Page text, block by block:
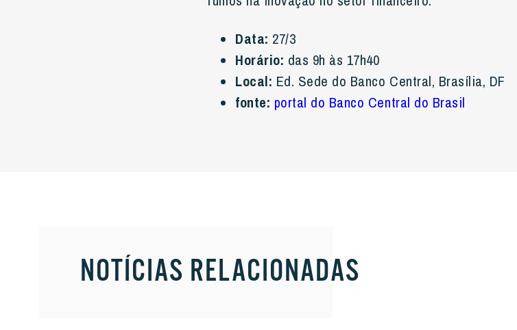
Data: 27/3
Horário: das 9h às 17h40
Local: Ed. Sede do Banco Central, Brasília, DF
fonte: portal do Banco Central do Brasil
NOTÍCIAS RELACIONADAS